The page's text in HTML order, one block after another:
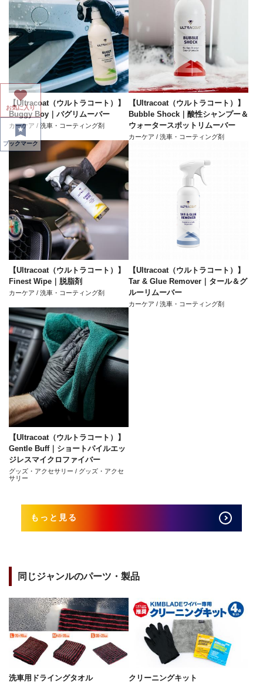
【Ultracoat（ウルトラコート）】
Buggy Boy｜バグリムーバー
カーケア / 洗車・コーティング剤
【Ultracoat（ウルトラコート）】
Bubble Shock｜酸性シャンプー＆
ウォータースポットリムーバー
カーケア / 洗車・コーティング剤
【Ultracoat（ウルトラコート）】
Finest Wipe｜脱脂剤
カーケア / 洗車・コーティング剤
【Ultracoat（ウルトラコート）】
Tar & Glue Remover｜タール＆グ
ルーリムーバー
カーケア / 洗車・コーティング剤
【Ultracoat（ウルトラコート）】
Gentle Buff｜ショートパイルエッ
ジレスマイクロファイバー
グッズ・アクセサリー / グッズ・アクセ
サリー
もっと見る
同じジャンルのパーツ・製品
洗車用ドライングタオル クリーニングキット
お気に入り
ブックマーク